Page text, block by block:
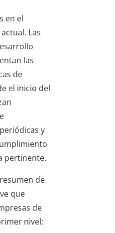
en el
Las
las
de
el inicio del
y
pertinente.
de
que
de
nivel: